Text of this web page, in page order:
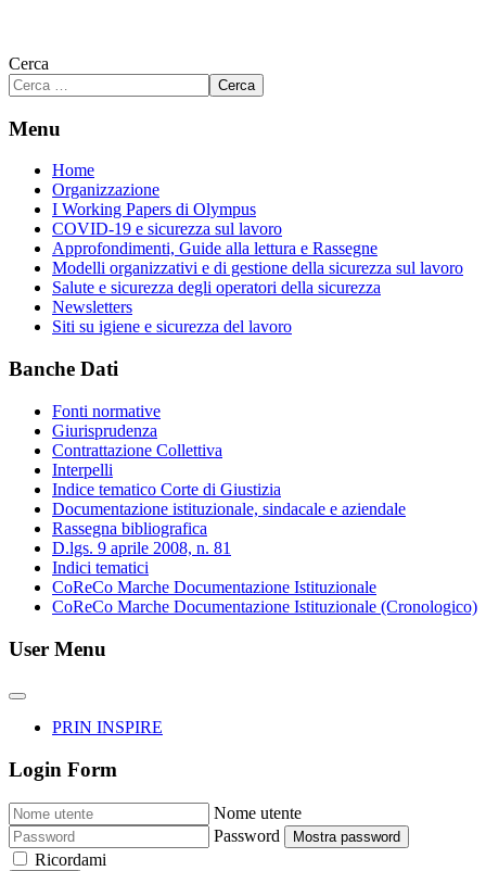
Cerca
Cerca
Menu
Home
Organizzazione
I Working Papers di Olympus
COVID-19 e sicurezza sul lavoro
Approfondimenti, Guide alla lettura e Rassegne
Modelli organizzativi e di gestione della sicurezza sul lavoro
Salute e sicurezza degli operatori della sicurezza
Newsletters
Siti su igiene e sicurezza del lavoro
Banche Dati
Fonti normative
Giurisprudenza
Contrattazione Collettiva
Interpelli
Indice tematico Corte di Giustizia
Documentazione istituzionale, sindacale e aziendale
Rassegna bibliografica
D.lgs. 9 aprile 2008, n. 81
Indici tematici
CoReCo Marche Documentazione Istituzionale
CoReCo Marche Documentazione Istituzionale (Cronologico)
User Menu
PRIN INSPIRE
Login Form
Nome utente
Password
Mostra password
Ricordami